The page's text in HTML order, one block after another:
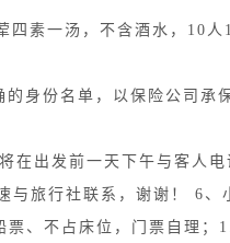
素一汤，不含酒水，10人1
身份名单，以保险公司承
在出发前一天下午与客人
旅行社联系，谢谢！ 6、
、不占床位，门票自理；